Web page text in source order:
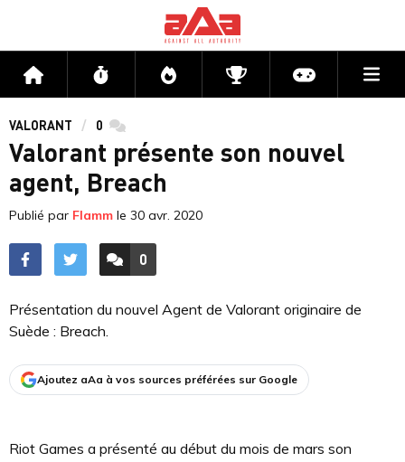
Accueil Flux Directs CompétitionsActu jeux
VALORANT 0 commentaires
Valorant présente son nouvel
agent, Breach
Publié par Flamm le 30 avr. 2020
ACCÉDER AUX
0
COMMENTAIRES
Présentation du nouvel Agent de Valorant originaire de
Suède : Breach.
Ajoutez aAa à vos sources préférées sur Google
Riot Games a présenté au début du mois de mars son